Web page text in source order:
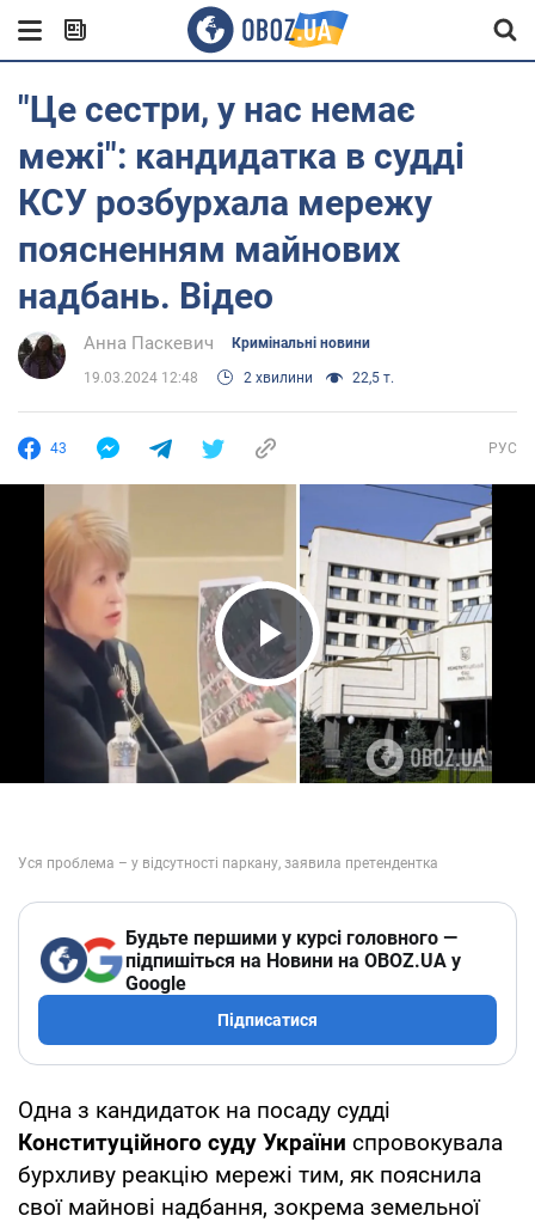
"Це сестри, у нас немає
межі": кандидатка в судді
КСУ розбурхала мережу
поясненням майнових
надбань. Відео
Анна Паскевич Кримінальні новини
19.03.2024 12:48 2 хвилини 22,5 т.
43 РУС
Play Video
Будьте першими у курсі головного —
підпишіться на Новини на OBOZ.UA у
Google
Підписатися
Одна з кандидаток на посаду судді
Конституційного суду України спровокувала
бурхливу реакцію мережі тим, як пояснила
свої майнові надбання, зокрема земельної